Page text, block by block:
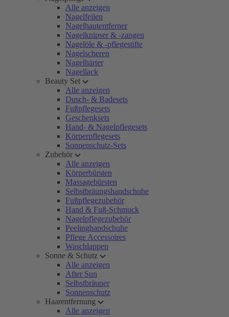
Alle anzeigen
Nagelfeilen
Nagelhautentferner
Nagelknipser & -zangen
Nagelöle & -pflegestifte
Nagelscheren
Nagelhärter
Nagellack
Beauty Set
Alle anzeigen
Dusch- & Badesets
Fußpflegesets
Geschenksets
Hand- & Nagelpflegesets
Körperpflegesets
Sonnenschutz-Sets
Zubehör
Alle anzeigen
Körperbürsten
Massagebürsten
Selbstbräungshandschuhe
Fußpflegezubehör
Hand & Fuß-Schmuck
Nagelpflegezubehör
Peelinghandschuhe
Pflege Accessoires
Waschlappen
Sonne & Schutz
Alle anzeigen
After Sun
Selbstbräuner
Sonnenschutz
Haarentfernung
Alle anzeigen